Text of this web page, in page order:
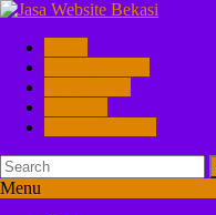
Menu